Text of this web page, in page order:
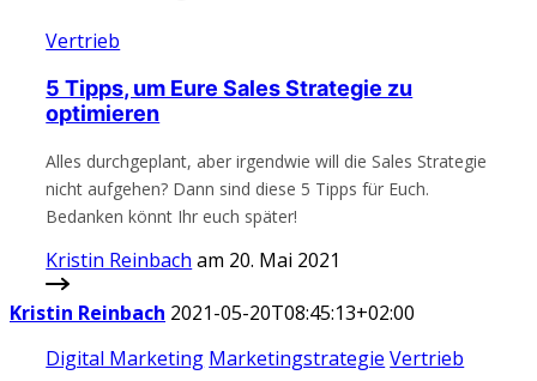
Vertrieb
5 Tipps, um Eure Sales Strategie zu
optimieren
Alles durchgeplant, aber irgendwie will die Sales Strategie
nicht aufgehen? Dann sind diese 5 Tipps für Euch.
Bedanken könnt Ihr euch später!
Kristin Reinbach am 20. Mai 2021
Kristin Reinbach 2021-05-20T08:45:13+02:00
Digital Marketing Marketingstrategie Vertrieb